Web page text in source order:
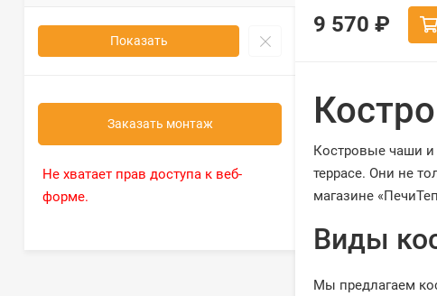
Показать
Заказать монтаж
Не хватает прав доступа к веб-
форме.
9 570 ₽
Костровые чаши и
террасе. Они не
магазине
Виды
Мы предлагаем